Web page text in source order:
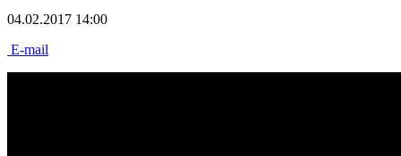
04.02.2017 14:00
E-mail